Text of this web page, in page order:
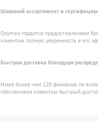
Широкий ассортимент и
Oxymed гордится предоставлением
клиентам полную уверенность в его
Быстрая доставка благодаря
Имея более чем 120 филиалов по
обеспечивая клиентам быстрый